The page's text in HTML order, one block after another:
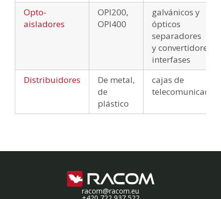
Opto-
aisladores
OPI200,
OPI400
galvánicos y
ópticos
separadores
y convertidores
interfases
Distribuidores
De metal,
de
plástico
cajas de
racom@racom.eu